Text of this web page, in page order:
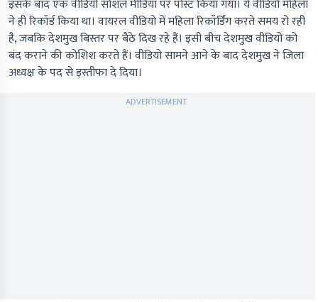
इसके बाद एक वीडियो सोशल मीडिया पर पोस्ट किया गया। ये वीडियो महिला
ने ही रिकॉर्ड किया था। वायरल वीडियो में महिला रिकॉर्डिंग करते समय रो रही
है, जबकि देशमुख बिस्तर पर बैठे दिख रहे हैं। इसी बीच देशमुख वीडियो को
बंद कराने की कोशिश करते हैं। वीडियो सामने आने के बाद देशमुख ने जिला
अध्यक्ष के पद से इस्तीफा दे दिया।
ADVERTISEMENT